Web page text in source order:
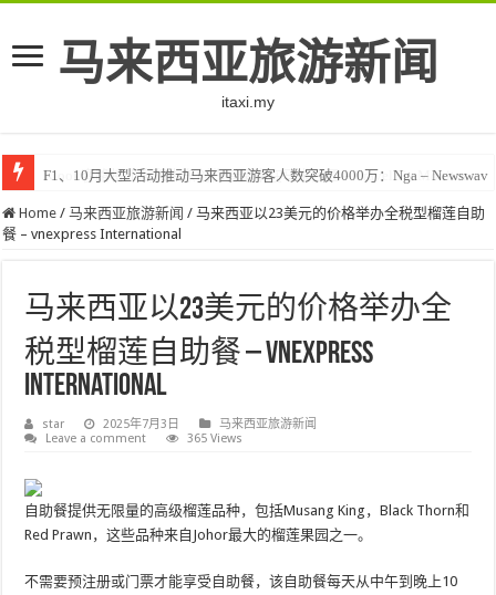
马来西亚旅游新闻
itaxi.my
F1、10月大型活动推动马来西亚游客人数突破4000万：Nga – Newswav
Klook客路将印度和中东创作者聚集在马来西亚 – TravelBiz Monitor
Home / 马来西亚旅游新闻 / 马来西亚以23美元的价格举办全税型榴莲自助
餐 – vnexpress International
马来西亚以23美元的价格举办全
税型榴莲自助餐 – vnexpress
International
star 2025年7月3日
马来西亚旅游新闻
Leave a comment
365 Views
自助餐提供无限量的高级榴莲品种，包括Musang King，Black Thorn和
Red Prawn，这些品种来自Johor最大的榴莲果园之一。
不需要预注册或门票才能享受自助餐，该自助餐每天从中午到晚上10